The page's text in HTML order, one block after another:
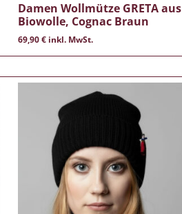
Damen Wollmütze GRETA aus
Biowolle, Cognac Braun
69,90€inkl. MwSt.